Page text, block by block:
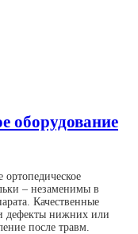
оборудование
ортопедическое
– незаменимы в
Качественные
дефекты нижних или
после травм.